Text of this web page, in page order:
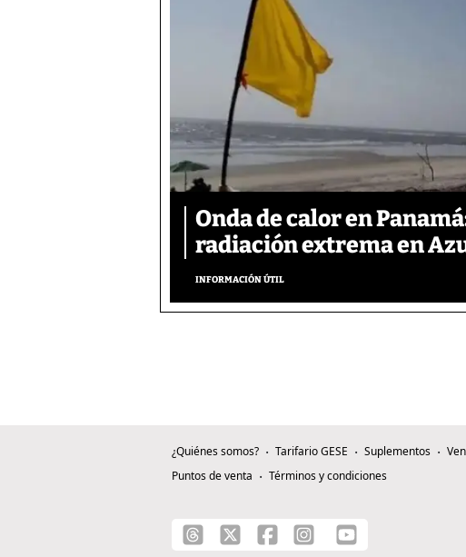
Onda de calor en
radiación extrema en
INFORMACIÓN ÚTIL
¿Quiénes somos? Tarifario GESE Suplementos
Puntos de venta
Términos y condiciones